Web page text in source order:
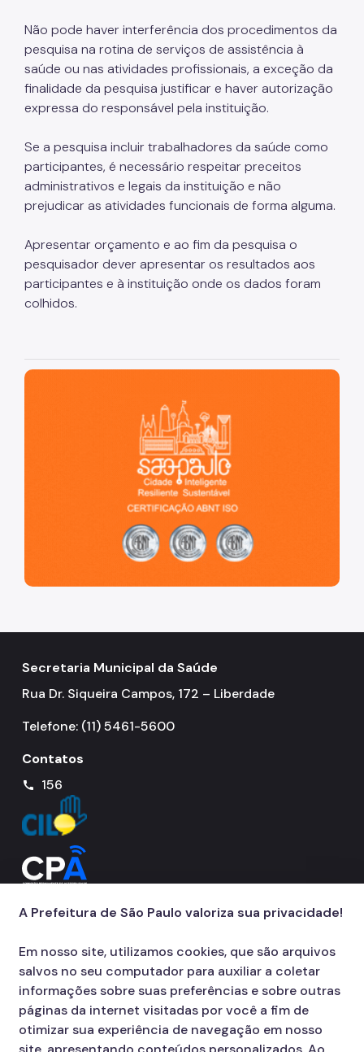
Proteção de Dados e Privacidade
Tecnologia da Informação e Comunicação
Vigilância em Saúde
Não pode haver interferência dos procedimentos da
pesquisa na rotina de serviços de assistência à
saúde ou nas atividades profissionais, a exceção da
finalidade da pesquisa justificar e haver autorização
expressa do responsável pela instituição.
Se a pesquisa incluir trabalhadores da saúde como
participantes, é necessário respeitar preceitos
administrativos e legais da instituição e não
prejudicar as atividades funcionais de forma alguma.
Apresentar orçamento e ao fim da pesquisa o
pesquisador dever apresentar os resultados aos
participantes e à instituição onde os dados foram
colhidos.
São Paulo, cidade inteligente, resiliente e sustentável
Secretaria Municipal da Saúde
Rua Dr. Siqueira Campos, 172 – Liberdade
Telefone: (11) 5461-5600
Contatos
call 156
A Prefeitura de São Paulo valoriza sua privacidade!
Em nosso site, utilizamos cookies, que são arquivos
salvos no seu computador para auxiliar a coletar
informações sobre suas preferências e sobre outras
páginas da internet visitadas por você a fim de
otimizar sua experiência de navegação em nosso